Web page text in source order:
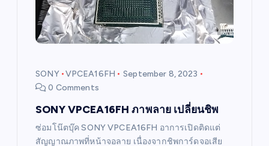
SONY VPCEA16FH
September 8, 2023
0 Comments
SONY VPCEA16FH ภาพลาย เปลี่ยนชิพ
ซ่อมโน๊ตบุ๊ค SONY VPCEA16FH อาการเปิดติดแต่
สัญญาณภาพที่หน้าจอลาย เนื่องจากชิพการ์ดจอเสีย